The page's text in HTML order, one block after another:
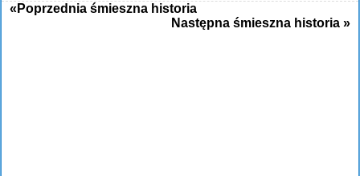
«Poprzednia śmieszna historia
Następna śmieszna historia »